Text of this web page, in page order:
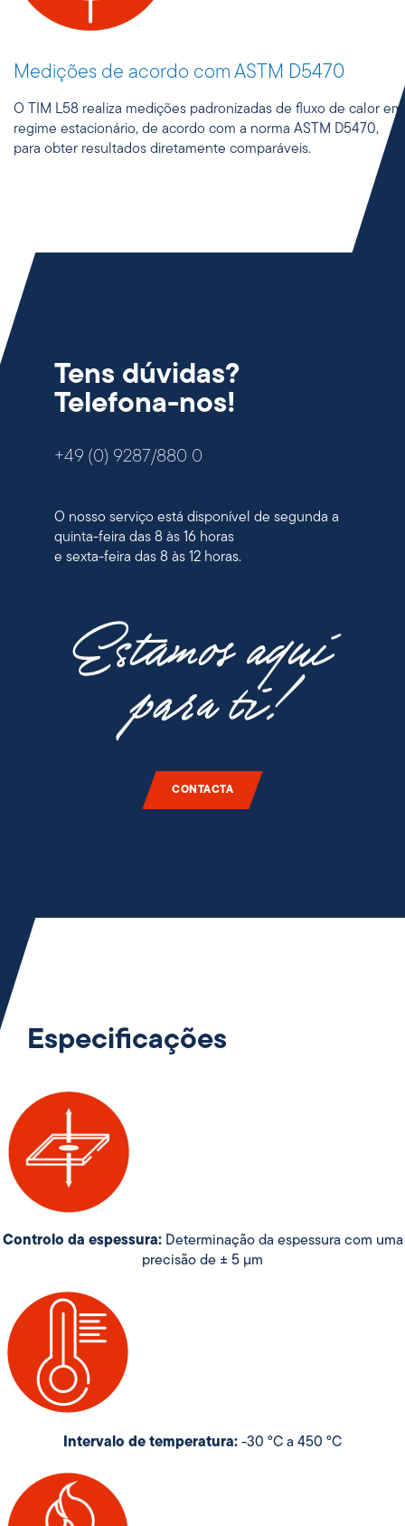
Medições de acordo com ASTM D5470
O TIM L58 realiza medições padronizadas de fluxo de calor em
regime estacionário, de acordo com a norma ASTM D5470,
para obter resultados diretamente comparáveis.
Tens dúvidas?
Telefona-nos!
+49 (0) 9287/880 0
O nosso serviço está disponível de segunda a
quinta-feira das 8 às 16 horas
e sexta-feira das 8 às 12 horas.
Estamos aqui
para ti!
CONTACTA
Especificações
Controlo da espessura: Determinação da espessura com uma
precisão de ± 5 µm
Intervalo de temperatura: -30 °C a 450 °C